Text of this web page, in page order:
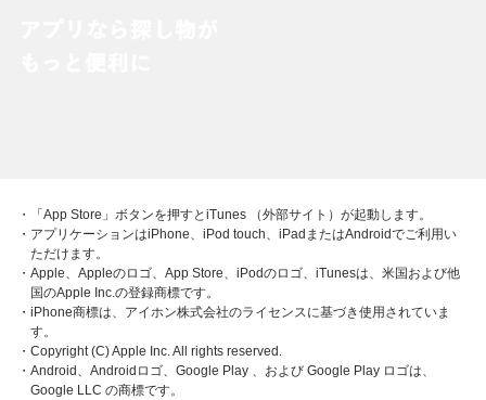
・「App Store」ボタンを押すとiTunes （外部サイト）が起動します。
・アプリケーションはiPhone、iPod touch、iPadまたはAndroidでご利用い
ただけます。
・Apple、Appleのロゴ、App Store、iPodのロゴ、iTunesは、米国および他
国のApple Inc.の登録商標です。
・iPhone商標は、アイホン株式会社のライセンスに基づき使用されていま
す。
・Copyright (C) Apple Inc. All rights reserved.
・Android、Androidロゴ、Google Play 、および Google Play ロゴは、
Google LLC の商標です。